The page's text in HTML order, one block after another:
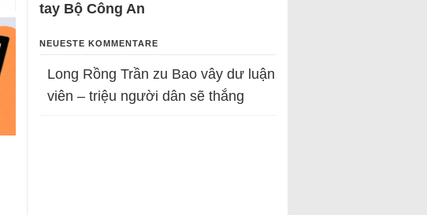
tay Bộ Công An
NEUESTE KOMMENTARE
Long Rồng Trần zu Bao vây dư luận
viên – triệu người dân sẽ thắng